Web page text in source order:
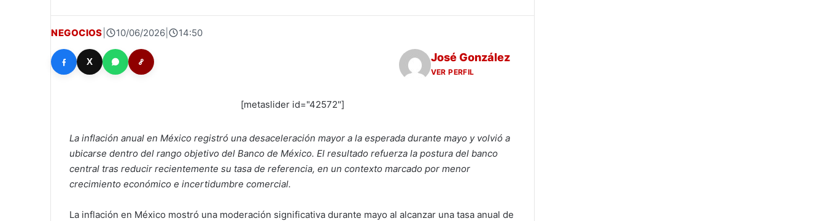
NEGOCIOS 10/06/2026| 14:50
X José González
VER PERFIL
[metaslider id="42572"]
La inflación anual en México registró una desaceleración mayor a la esperada durante mayo y volvió a
ubicarse dentro del rango objetivo del Banco de México. El resultado refuerza la postura del banco
central tras reducir recientemente su tasa de referencia, en un contexto marcado por menor
crecimiento económico e incertidumbre comercial.
La inflación en México mostró una moderación significativa durante mayo al alcanzar una tasa anual de